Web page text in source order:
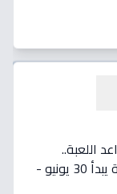
اللعبة..
التوطين 30٪ في الهندسة يبدأ 30 يونيو -